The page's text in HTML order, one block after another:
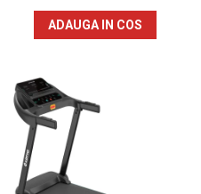
ADAUGA IN COS